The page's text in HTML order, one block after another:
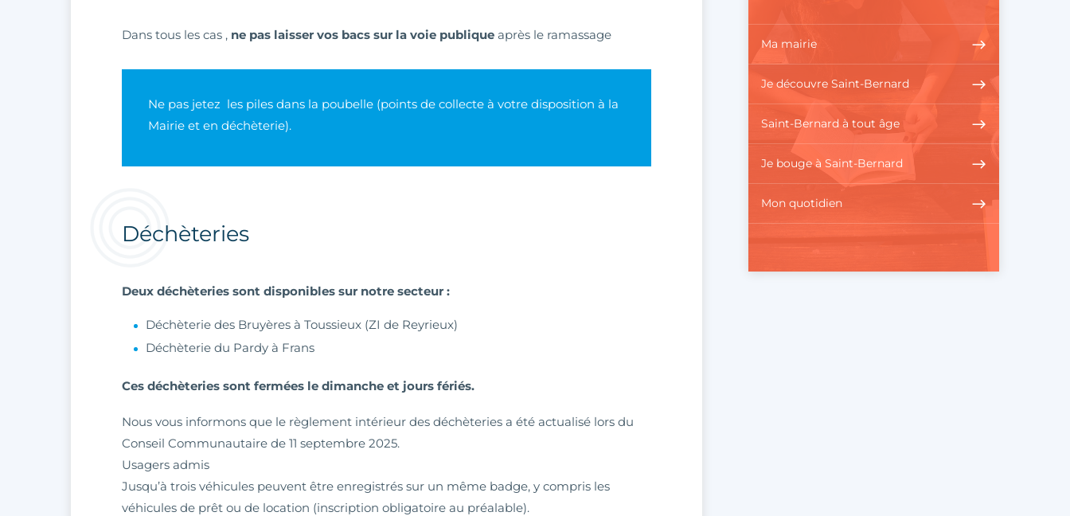
Dans tous les cas , ne pas laisser vos bacs sur la voie publiqueaprès le ramassage
Ne pas jetez les piles dans la poubelle (points de collecte à votre disposition à la
Mairie et en déchèterie).
Déchèteries
Deux déchèteries sont disponibles sur notre secteur :
Déchèterie des Bruyères à Toussieux (ZI de Reyrieux)
Déchèterie du Pardy à Frans
Ces déchèteries sont fermées ​​​​​​​le dimanche et jours fériés.
Nous vous informons que le règlement intérieur des déchèteries a été actualisé lors du
Conseil Communautaire de 11 septembre 2025.
Usagers admis
Jusqu’à trois véhicules peuvent être enregistrés sur un même badge, y compris les
véhicules de prêt ou de location (inscription obligatoire au préalable).
Ma mairie
Je découvre Saint-Bernard
Saint-Bernard à tout âge
Je bouge à Saint-Bernard
Mon quotidien